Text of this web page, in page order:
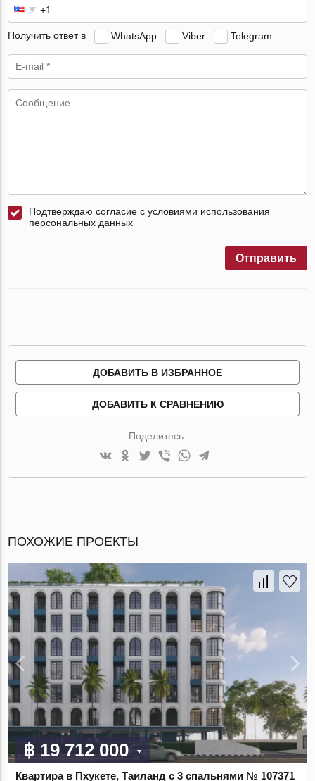
Получить ответ в WhatsApp Viber Telegram
Подтверждаю согласие с условиями использования
персональных данных
Отправить
ДОБАВИТЬ В ИЗБРАННОЕ
ДОБАВИТЬ К СРАВНЕНИЮ
Поделитесь:
ПОХОЖИЕ ПРОЕКТЫ
฿ 19 712 000
Квартира в Пхукете, Таиланд с 3 спальнями № 107371